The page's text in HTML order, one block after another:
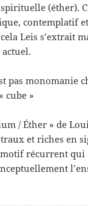
(éther).
contemplatif et
Leis s’extrait
actuel.
pas monomanie
cube »
/ Éther » de
et riches en
récurrent qui